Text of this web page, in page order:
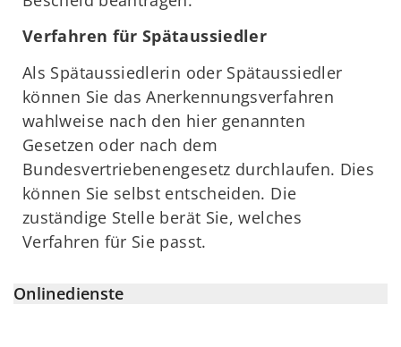
Verfahren für Spätaussiedler
Als Spätaussiedlerin oder Spätaussiedler
können Sie das Anerkennungsverfahren
wahlweise nach den hier genannten
Gesetzen oder nach dem
Bundesvertriebenengesetz durchlaufen. Dies
können Sie selbst entscheiden. Die
zuständige Stelle berät Sie, welches
Verfahren für Sie passt.
Onlinedienste